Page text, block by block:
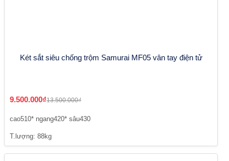
Két sắt siêu chống trộm Samurai MF05 vân tay điện tử
9.500.000₫13.500.000₫
cao510* ngang420* sâu430
T.lượng: 88kg